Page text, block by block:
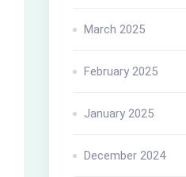
March 2025
February 2025
January 2025
December 2024